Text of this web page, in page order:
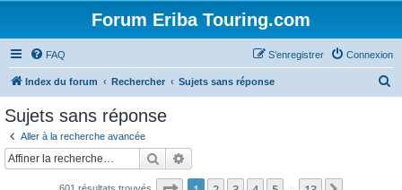
Forum Eriba Touring.com
FAQ Connexion
S’enregistrer
Index du forum Rechercher Sujets sans réponse
Sujets sans réponse
Aller à la recherche avancée
Rechercher
601 résultats trouvés